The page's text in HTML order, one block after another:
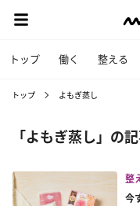
トップ 働く 整える
トップ よもぎ蒸し
「よもぎ蒸し」の
整
今